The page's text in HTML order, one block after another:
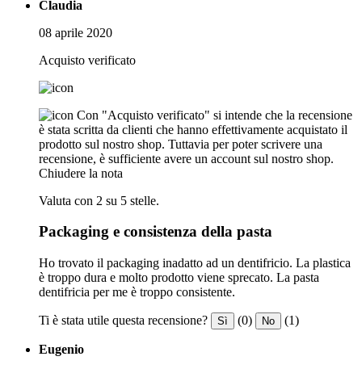
Claudia
08 aprile 2020
Acquisto verificato
Con "Acquisto verificato" si intende che la recensione
è stata scritta da clienti che hanno effettivamente acquistato il
prodotto sul nostro shop. Tuttavia per poter scrivere una
recensione, è sufficiente avere un account sul nostro shop.
Chiudere la nota
Valuta con 2 su 5 stelle.
Packaging e consistenza della pasta
Ho trovato il packaging inadatto ad un dentifricio. La plastica
è troppo dura e molto prodotto viene sprecato. La pasta
dentifricia per me è troppo consistente.
Ti è stata utile questa recensione? Sì (0) No (1)
Eugenio